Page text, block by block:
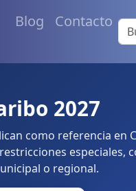
Blog Contacto
2027
como referencia en
especiales,
o regional.